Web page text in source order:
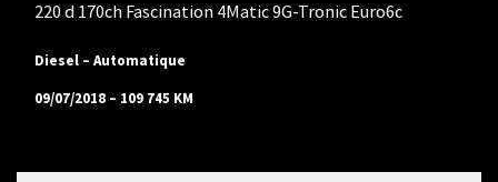
220 d 170ch Fascination 4Matic 9G-Tronic Euro6c
Diesel – Automatique
09/07/2018 – 109 745 KM